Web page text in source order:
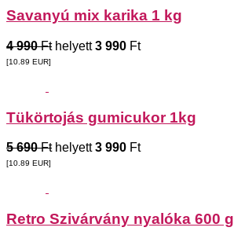
Savanyú mix karika 1 kg
4 990 Fthelyett3 990 Ft
[10.89 EUR]
Tükörtojás gumicukor 1kg
5 690 Fthelyett3 990 Ft
[10.89 EUR]
Retro Szivárvány nyalóka 600 g